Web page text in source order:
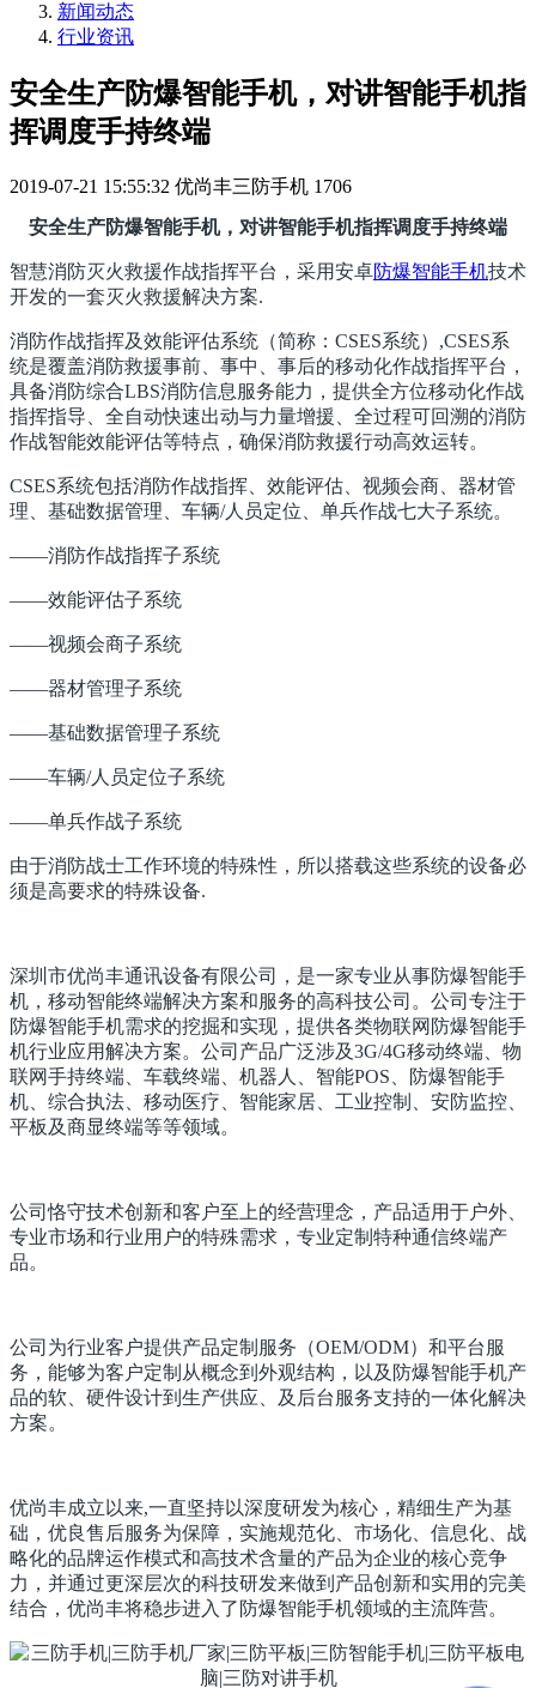
新闻动态
行业资讯
安全生产防爆智能手机，对讲智能手机指
挥调度手持终端
2019-07-21 15:55:32 优尚丰三防手机 1706
安全生产防爆智能手机，对讲智能手机指挥调度手持终端
智慧消防灭火救援作战指挥平台，采用安卓防爆智能手机技术
开发的一套灭火救援解决方案.
消防作战指挥及效能评估系统（简称：CSES系统）,CSES系
统是覆盖消防救援事前、事中、事后的移动化作战指挥平台，
具备消防综合LBS消防信息服务能力，提供全方位移动化作战
指挥指导、全自动快速出动与力量增援、全过程可回溯的消防
作战智能效能评估等特点，确保消防救援行动高效运转。
CSES系统包括消防作战指挥、效能评估、视频会商、器材管
理、基础数据管理、车辆/人员定位、单兵作战七大子系统。
——消防作战指挥子系统
——效能评估子系统
——视频会商子系统
——器材管理子系统
——基础数据管理子系统
——车辆/人员定位子系统
——单兵作战子系统
由于消防战士工作环境的特殊性，所以搭载这些系统的设备必
须是高要求的特殊设备.
深圳市优尚丰通讯设备有限公司，是一家专业从事防爆智能手
机，移动智能终端解决方案和服务的高科技公司。公司专注于
防爆智能手机需求的挖掘和实现，提供各类物联网防爆智能手
机行业应用解决方案。公司产品广泛涉及3G/4G移动终端、物
联网手持终端、车载终端、机器人、智能POS、防爆智能手
机、综合执法、移动医疗、智能家居、工业控制、安防监控、
平板及商显终端等等领域。
公司恪守技术创新和客户至上的经营理念，产品适用于户外、
专业市场和行业用户的特殊需求，专业定制特种通信终端产
品。
公司为行业客户提供产品定制服务（OEM/ODM）和平台服
务，能够为客户定制从概念到外观结构，以及防爆智能手机产
品的软、硬件设计到生产供应、及后台服务支持的一体化解决
方案。
优尚丰成立以来,一直坚持以深度研发为核心，精细生产为基
础，优良售后服务为保障，实施规范化、市场化、信息化、战
略化的品牌运作模式和高技术含量的产品为企业的核心竞争
力，并通过更深层次的科技研发来做到产品创新和实用的完美
结合，优尚丰将稳步进入了防爆智能手机领域的主流阵营。